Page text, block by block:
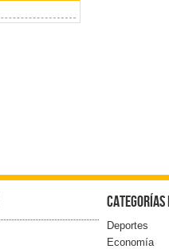
Deportes
Economía